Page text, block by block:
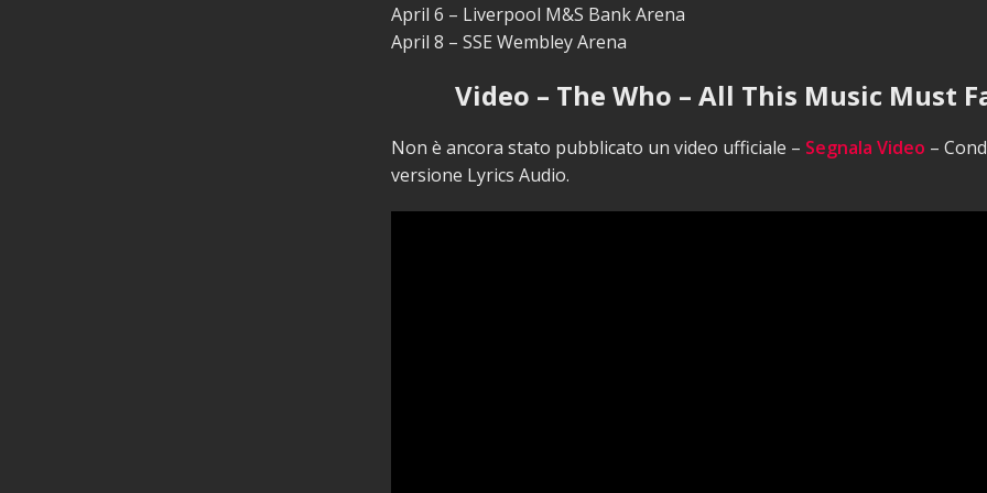
April 6 – Liverpool M&S Bank Arena
April 8 – SSE Wembley Arena
Video – The Who – All This Music Must
Non è ancora stato pubblicato un video ufficiale – Segnala Video –
versione Lyrics Audio.